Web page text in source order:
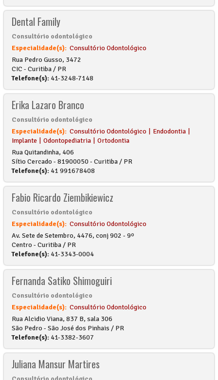
Dental Family
Consultório odontológico
Especialidade(s): Consultório Odontológico
Rua Pedro Gusso, 3472
CIC - Curitiba / PR
Telefone(s): 41-3248-7148
Erika Lazaro Branco
Consultório odontológico
Especialidade(s): Consultório Odontológico Endodontia
Implante
Odontopediatria
Ortodontia
Rua Quitandinha, 406
Sítio Cercado - 81900050 - Curitiba / PR
Telefone(s): 41 991678408
Fabio Ricardo Ziembikiewicz
Consultório odontológico
Especialidade(s): Consultório Odontológico
Av. Sete de Setembro, 4476, conj 902 - 9º
Centro - Curitiba / PR
Telefone(s): 41-3343-0004
Fernanda Satiko Shimoguiri
Consultório odontológico
Especialidade(s): Consultório Odontológico
Rua Alcidio Viana, 837 B, sala 306
São Pedro - São José dos Pinhais / PR
Telefone(s): 41-3382-3607
Juliana Mansur Martires